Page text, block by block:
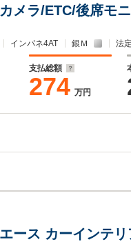
メラ/ETC/後席モ
インパネ4AT 銀Ｍ 法
支払総額
274 万円
ース カーインテ